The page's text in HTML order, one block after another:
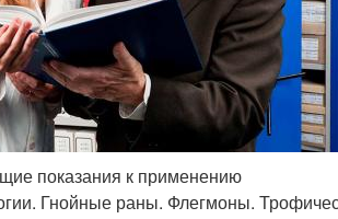
показания к применению
Гнойные раны. Флегмоны.